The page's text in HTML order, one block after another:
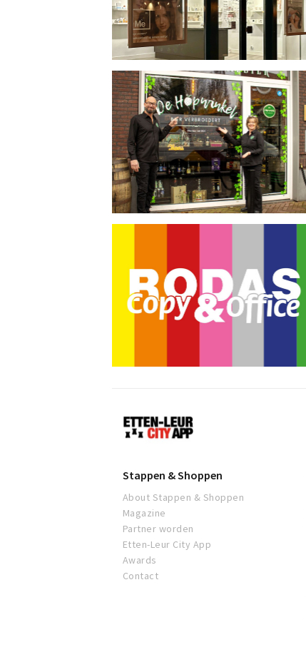
Etten-
Leur
Stappen & Shoppen
About Stappen & Shoppen
Magazine
Partner worden
Etten-Leur City App
Awards
Contact